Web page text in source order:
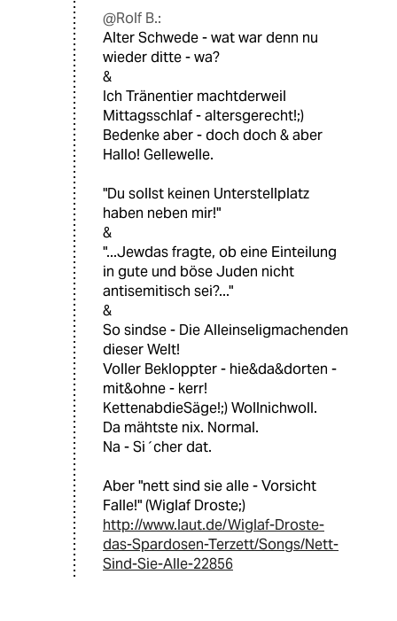
@Rolf B.:
Alter Schwede - wat war denn nu
wieder ditte - wa?
&
Ich Tränentier machtderweil
Mittagsschlaf - altersgerecht!;)
Bedenke aber - doch doch & aber
Hallo! Gellewelle.
"Du sollst keinen Unterstellplatz
haben neben mir!"
&
"...Jewdas fragte, ob eine Einteilung
in gute und böse Juden nicht
antisemitisch sei?..."
&
So sindse - Die Alleinseligmachenden
dieser Welt!
Voller Bekloppter - hie&da&dorten -
mit&ohne - kerr!
KettenabdieSäge!;) Wollnichwoll.
Da mähtste nix. Normal.
Na - Si´cher dat.
Aber "nett sind sie alle - Vorsicht
Falle!" (Wiglaf Droste;)
http://www.laut.de/Wiglaf-Droste-
das-Spardosen-Terzett/Songs/Nett-
Sind-Sie-Alle-22856